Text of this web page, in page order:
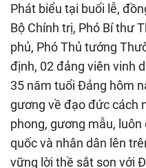
Phát biểu tại buổi lễ,
Bộ Chính trị, Phó Bí thư
phủ, Phó Thủ tướng
định, 02 đảng viên vinh
35 năm tuổi Đảng hôm
gương về đạo đức cách
phong, gương mẫu,
quốc và nhân dân lên
vững lời thề sắt son với